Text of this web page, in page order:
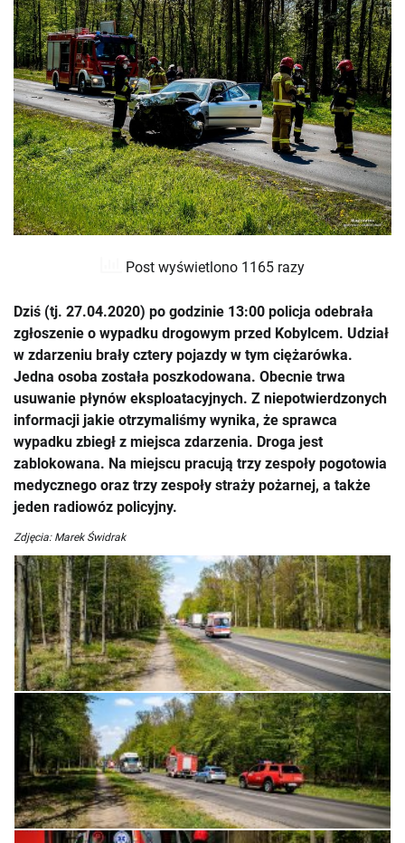
Post wyświetlono 1165 razy
Dziś (tj. 27.04.2020) po godzinie 13:00 policja odebrała
zgłoszenie o wypadku drogowym przed Kobylcem. Udział
w zdarzeniu brały cztery pojazdy w tym ciężarówka.
Jedna osoba została poszkodowana. Obecnie trwa
usuwanie płynów eksploatacyjnych. Z niepotwierdzonych
informacji jakie otrzymaliśmy wynika, że sprawca
wypadku zbiegł z miejsca zdarzenia. Droga jest
zablokowana. Na miejscu pracują trzy zespoły pogotowia
medycznego oraz trzy zespoły straży pożarnej, a także
jeden radiowóz policyjny.
Zdjęcia: Marek Świdrak